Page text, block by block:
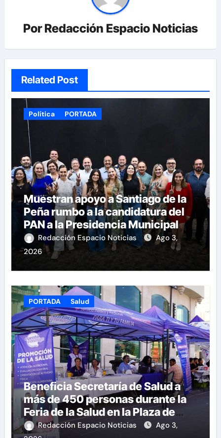
PorRedacción Espacio Noticias
Related Post
Política PORTADA
Muestran apoyo a Santiago de la
Peña rumbo a la candidatura del
PAN a la Presidencia Municipal
Redacción Espacio Noticias
Ago 3,
2026
PORTADA Salud
Beneficia Secretaría de Salud a
más de 450 personas durante la
Feria de la Salud en la Plaza de
Armas
Redacción Espacio Noticias
Ago 3,